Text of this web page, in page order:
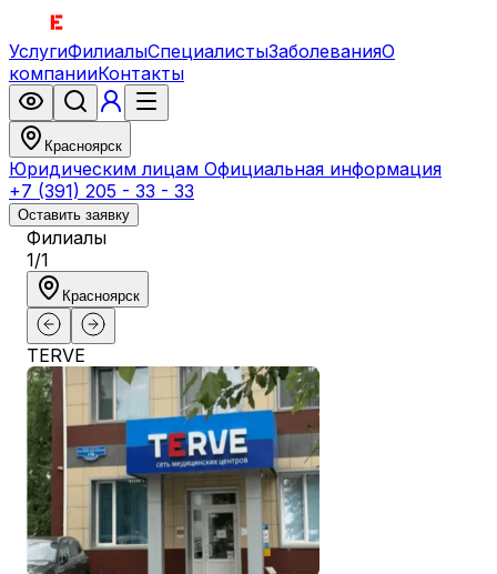
УслугиФилиалыСпециалистыЗаболеванияО
компанииКонтакты
Красноярск
Юридическим лицам Официальная информация
+7 (391) 205 - 33 - 33
Оставить заявку
Филиалы
1/1
Красноярск
TERVE